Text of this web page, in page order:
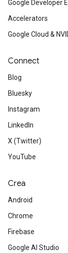
Google Developer
Accelerators
Google Cloud &
Connect
Blog
Bluesky
Instagram
LinkedIn
X (Twitter)
YouTube
Crea
Android
Chrome
Firebase
Google AI Studio